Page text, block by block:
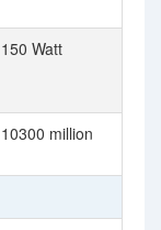
150 Watt
10300 million